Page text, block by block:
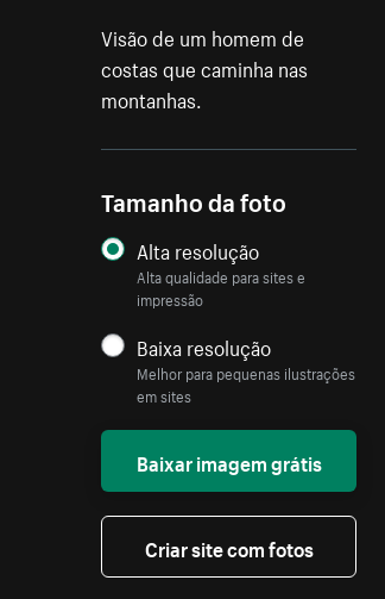
Visão de um homem de
costas que caminha nas
montanhas.
Tamanho da foto
Alta resolução
Alta qualidade para sites e
impressão
Baixa resolução
Melhor para pequenas ilustrações
em sites
Baixar imagem grátis
Criar site com fotos